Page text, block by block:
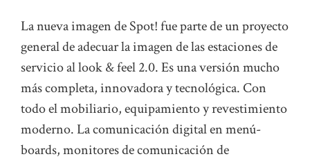
La nueva imagen de Spot! fue parte de un proyecto
general de adecuar la imagen de las estaciones de
servicio al look & feel 2.0. Es una versión mucho
más completa, innovadora y tecnológica. Con
todo el mobiliario, equipamiento y revestimiento
moderno. La comunicación digital en menú-
boards, monitores de comunicación de